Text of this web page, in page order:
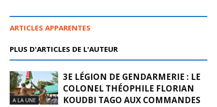
ARTICLES APPARENTES
PLUS D'ARTICLES DE L'AUTEUR
A LA UNE
3E LÉGION DE GENDARMERIE : LE
COLONEL THÉOPHILE FLORIAN
KOUDBI TAGO AUX COMMANDES